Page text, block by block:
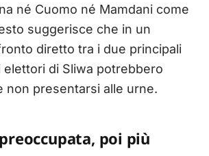
né Cuomo né Mamdani come
suggerisce che in un
diretto tra i due principali
elettori di Sliwa potrebbero
non presentarsi alle urne.
poi più